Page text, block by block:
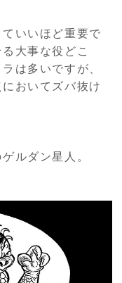
いいほど重要で
大事な役どこ
は多いですが、
おいてズバ抜け
ルダン星人。